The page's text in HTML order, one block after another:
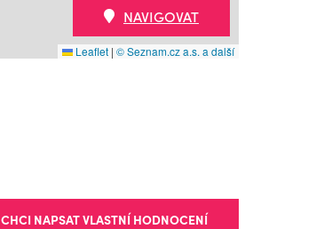
Leaflet | © Seznam.cz a.s. a další
NAVIGOVAT
CHCI NAPSAT VLASTNÍ HODNOCENÍ